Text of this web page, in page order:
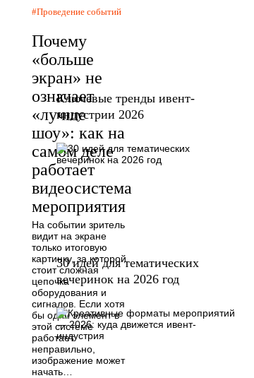
Проведение событий
Почему
«больше
экран» не
означает
«лучше
шоу»: как на
самом деле
работает
видеосистема
мероприятия
На событии зритель
видит на экране
только итоговую
картинку, за которой
стоит сложная
цепочка
оборудования и
сигналов. Если хотя
бы один элемент в
этой системе
работает
неправильно,
изображение может
начать…
Ключевые тренды ивент-
индустрии 2026
30 идей для тематических
вечеринок на 2026 год